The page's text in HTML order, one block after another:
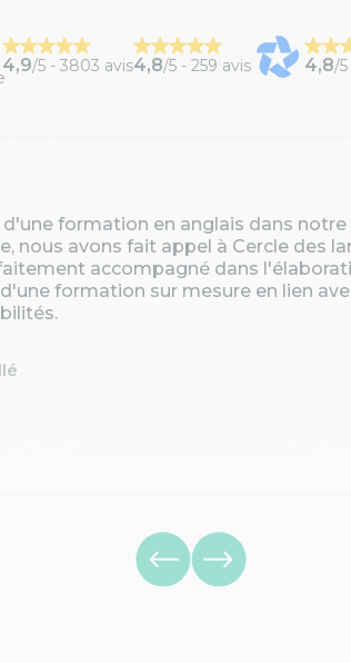
4,9/5 - 3803 avis4,8/5 - 259 avis 4,8/5
d'une formation en anglais dans
nous avons fait appel à Cercle des
accompagné dans
formation sur mesure en lien